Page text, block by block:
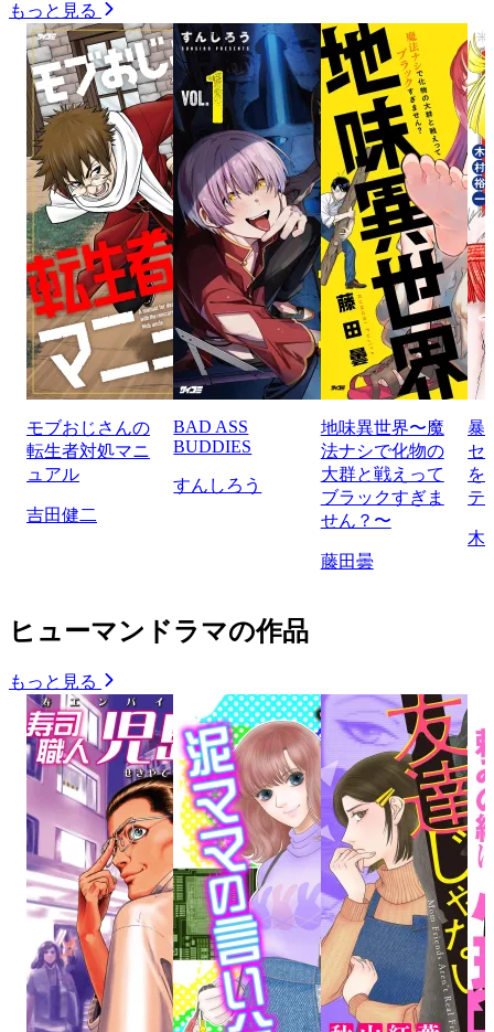
もっと見る
モブおじさんの
転生者対処マニ
ュアル
吉田健二
BAD ASS
BUDDIES
すんしろう
地味異世界〜魔
法ナシで化物の
大群と戦えって
ブラックすぎま
せん？〜
藤田曇
暴
セ
を
テ
木
ヒューマンドラマの作品
もっと見る